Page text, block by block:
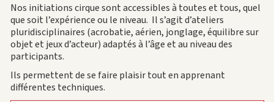
Nos initiations cirque sont accessibles à toutes et tous, quel
que soit l’expérience ou le niveau. Il s’agit d’ateliers
pluridisciplinaires (acrobatie, aérien, jonglage, équilibre sur
objet et jeux d’acteur) adaptés à l’âge et au niveau des
participants.
Ils permettent de se faire plaisir tout en apprenant
différentes techniques.